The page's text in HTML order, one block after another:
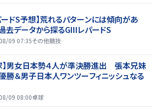
ードS予想】荒れるパターンには傾向があ
去データから探るGIIIレパードS
09 07:35その他競技
】男女日本勢４人が準決勝進出 張本兄妹
勝＆男子日本人ワンツーフィニッシュなる
09 08:00卓球